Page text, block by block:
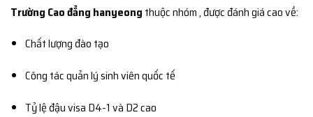
Trường Cao đẳng hanyeong thuộc nhóm, được đánh giá cao về:
Chất lượng đào tạo
Công tác quản lý sinh viên quốc tế
Tỷ lệ đậu visa D4-1 và D2 cao